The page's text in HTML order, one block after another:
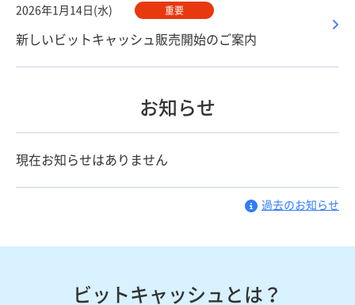
2026年1月14日(水) 重要
新しいビットキャッシュ販売開始のご案内
お知らせ
現在お知らせはありません
過去のお知らせ
ビットキャッシュとは？